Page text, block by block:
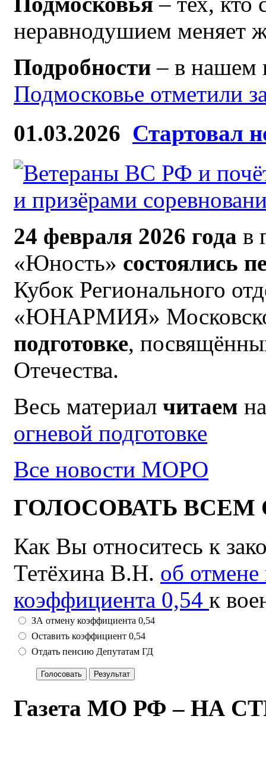
неравнодушием меняет
Подробности – в нашем
Подмосковье отметили
01.03.2026 Стартовал
24 февраля 2026 года в
«Юность» состоялись
Кубок Регионального
«ЮНАРМИЯ»
подготовке,
Отечества.
Весь материал читаем
огневой подготовке
Все новости МОРО
ГОЛОСОВАТЬ ВСЕМ
Как Вы относитесь к
Тетёхина В.Н. об
коэффициента 0,54 к
ЗА отмену коэффициента 0,54
Оставить коэффициент 0,54
Отдать пенсию Депутатам ГД
Газета МО РФ – НА